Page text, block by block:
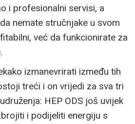
i profesionalni servisi, a
nemate stručnjake u svom
već da funkcionirate za
izmanevrirati između tih
treći i on vrijedi za sva tri
HEP ODS još uvijek
i podijeliti energiju s